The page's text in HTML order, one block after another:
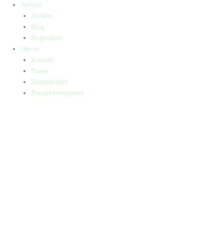
Aktuelt
Artikler
Blog
Bogtrailere
Om os
Kontakt
Presse
Manuskripter
Handelsbetingelser